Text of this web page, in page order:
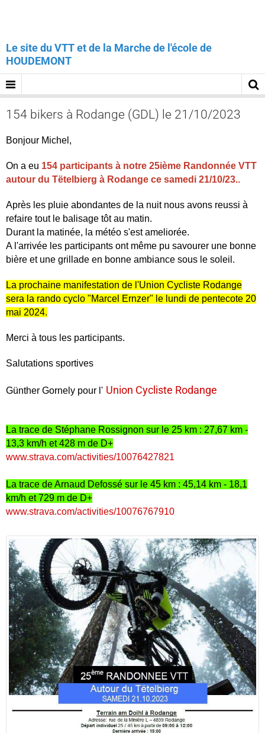
Le site du VTT et de la Marche de l'école de
HOUDEMONT
154 bikers à Rodange (GDL) le 21/10/2023
Bonjour Michel,
On a eu 154 participants à notre 25ième Randonnée VTT
autour du Tëtelbierg à Rodange ce samedi 21/10/23..
Après les pluie abondantes de la nuit nous avons reussi à
refaire tout le balisage tôt au matin.
Durant la matinée, la météo s'est ameliorée.
A l'arrivée les participants ont même pu savourer une bonne
bière et une grillade en bonne ambiance sous le soleil.
La prochaine manifestation de l'Union Cycliste Rodange
sera la rando cyclo "Marcel Ernzer" le lundi de pentecote 20
mai 2024.
Merci à tous les participants.
Salutations sportives
Günther Gornely pour l' Union Cycliste Rodange
La trace de Stéphane Rossignon sur le 25 km : 27,67 km -
13,3 km/h et 428 m de D+
www.strava.com/activities/10076427821
La trace de Arnaud Defossé sur le 45 km : 45,14 km - 18,1
km/h et 729 m de D+
www.strava.com/activities/10076767910